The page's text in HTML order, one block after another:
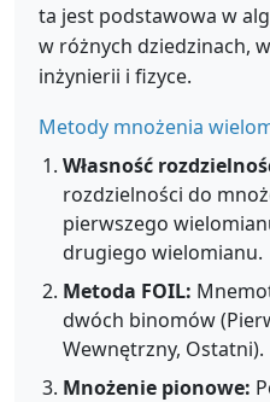
ta jest podstawowa w
w różnych dziedzinach,
inżynierii i fizyce.
Metody mnożenia
Własność
rozdzielności do
pierwszego
drugiego wielomianu.
Metoda FOIL:
dwóch binomów
Wewnętrzny, Ostatni).
Mnożenie pionowe: